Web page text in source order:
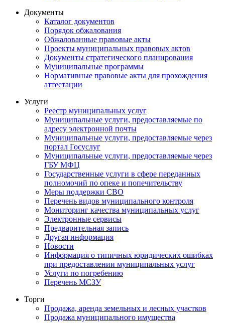
Документы
Каталог документов
Порядок обжалования
Обжалованные правовые акты
Проекты муниципальных правовых актов
Документы стратегического планирования
Муниципальные программы
Нормативные правовые акты для прохождения
аттестации
Услуги
Реестр муниципальных услуг
Муниципальные услуги, предоставляемые по
адресу электронной почты
Муниципальные услуги, предоставляемые через
портал Госуслуг
Муниципальные услуги, предоставляемые через
ГБУ МФЦ
Государственные услуги в сфере переданных
полномочий по опеке и попечительству
Меры поддержки СВО
Перечень видов муниципального контроля
Мониторинг качества муниципальных услуг
Электронные сервисы
Предварительная запись
Другая информация
Новости
Информация о типичных юридических ошибках
при предоставлении муниципальных услуг
Услуги по погребению
Перечень МСЗУ
Торги
Продажа, аренда земельных и лесных участков
Продажа муниципального имущества